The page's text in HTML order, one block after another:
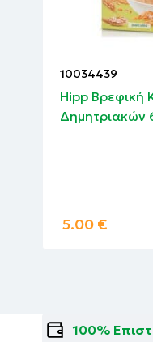
10034439
Hipp Βρεφική
Δημητριακών
5.00 €
100%